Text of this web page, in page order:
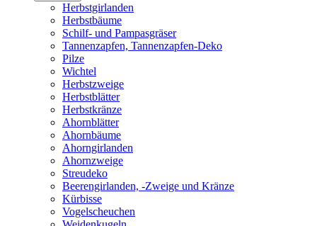
Herbstgirlanden
Herbstbäume
Schilf- und Pampasgräser
Tannenzapfen, Tannenzapfen-Deko
Pilze
Wichtel
Herbstzweige
Herbstblätter
Herbstkränze
Ahornblätter
Ahornbäume
Ahorngirlanden
Ahornzweige
Streudeko
Beerengirlanden, -Zweige und Kränze
Kürbisse
Vogelscheuchen